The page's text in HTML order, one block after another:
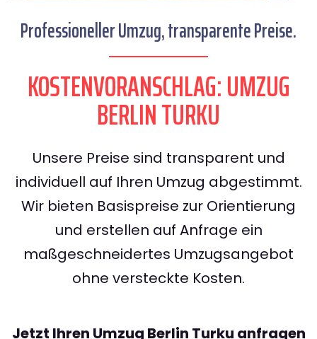
Professioneller Umzug, transparente Preise.
KOSTENVORANSCHLAG: UMZUG
BERLIN TURKU
Unsere Preise sind transparent und
individuell auf Ihren Umzug abgestimmt.
Wir bieten Basispreise zur Orientierung
und erstellen auf Anfrage ein
maßgeschneidertes Umzugsangebot
ohne versteckte Kosten.
Jetzt Ihren Umzug Berlin Turku anfragen